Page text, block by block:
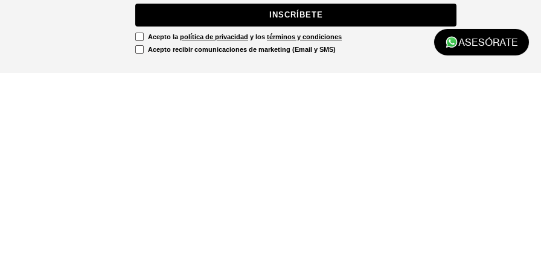
ASESÓRATE
INSCRÍBETE
Acepto la política de privacidad y los términos y condiciones
Acepto recibir comunicaciones de marketing (Email y SMS)